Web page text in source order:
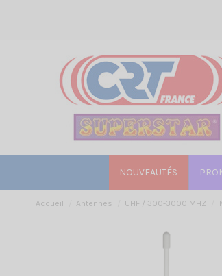
NOUVEAUTÉS
Accueil Antennes UHF / 300-3000 MHZ